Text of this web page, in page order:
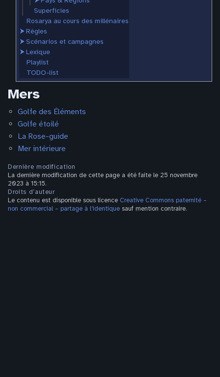
Superficies
Rosarya au cours des millénaires
⮞Règles
⮞Scénarios et campagnes
⮞Lexique
Playlist
TODO-list
Mers
Golfe des Éléments
Golfe étoilé
La Rose-guide
Mer intérieure
Dernière modification
La dernière modification de cette page a été faite le 25 novembre
2023 à 15:15.
Droits d’auteur
Le contenu est disponible sous licence Creative Commons paternité –
non commercial – partage à l’identique sauf mention contraire.